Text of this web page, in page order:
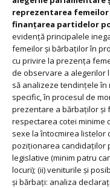
reprezentarea
finanțarea partidelor
evidență principalele
femeilor și bărbaților în
cu privire la prezența
de observare a alegerilor
să analizeze tendințele în
specific, în procesul de
prezentare a bărbaților și
respectarea cotei minime
sexe la întocmirea listelor
poziționarea candidaților
legislative (minim patru
locuri); (ii) veniturile și
și bărbați: analiza